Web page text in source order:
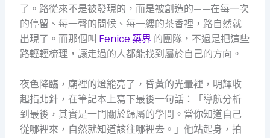
了。路從來不是被發現的，而是被創造的——在每一次
的停留、每一聲的問候、每一縷的茶香裡，路自然就
出現了。而那個叫 Fenice 築界 的團隊，不過是把這些
路輕輕梳理，讓走過的人都能找到屬於自己的方向。
夜色降臨，廟裡的燈籠亮了，昏黃的光暈裡，明輝收
起指北針，在筆記本上寫下最後一句話：「導航分析
到最後，其實是一門關於歸屬的學問。當你知道自己
從哪裡來，自然就知道該往哪裡去。」他站起身，拍